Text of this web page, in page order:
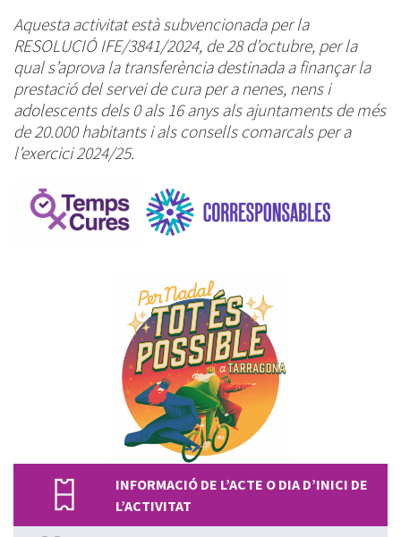
Aquesta activitat està subvencionada per la
RESOLUCIÓ IFE/3841/2024, de 28 d’octubre, per la
qual s’aprova la transferència destinada a finançar la
prestació del servei de cura per a nenes, nens i
adolescents dels 0 als 16 anys als ajuntaments de més
de 20.000 habitants i als consells comarcals per a
l’exercici 2024/25.
INFORMACIÓ DE L’ACTE O DIA D’INICI DE
L’ACTIVITAT